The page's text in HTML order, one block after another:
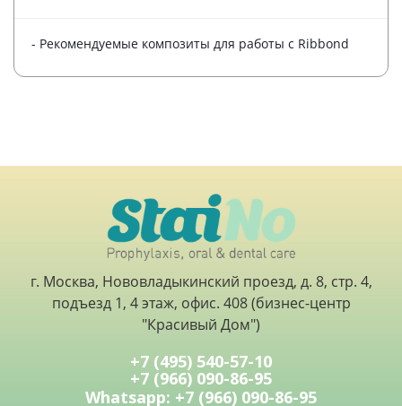
- Рекомендуемые композиты для работы с Ribbond
г. Москва, Нововладыкинский проезд, д. 8, стр. 4,
подъезд 1, 4 этаж, офис. 408 (бизнес-центр
"Красивый Дом")
+7 (495) 540-57-10
+7 (966) 090-86-95
Whatsapp: +7 (966) 090-86-95